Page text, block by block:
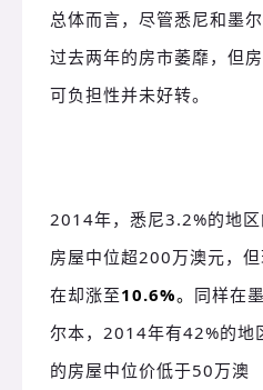
总体而言，尽管悉尼和墨
过去两年的房市萎靡，但
可负担性并未好转。
2014年，悉尼3.2%的地区
房屋中位超200万澳元，
在却涨至10.6%。 同样在墨
尔本，2014年有42%的地
的房屋中位价低于50万澳